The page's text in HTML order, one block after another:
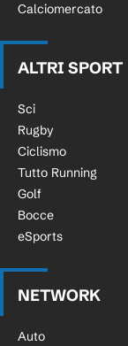
Calciomercato
ALTRI SPORT
Sci
Rugby
Ciclismo
Tutto Running
Golf
Bocce
eSports
NETWORK
Auto